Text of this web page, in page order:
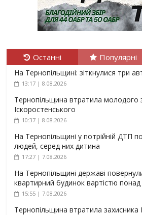
Останні Популярні
На Тернопільщині: зіткнулися три
13:17 | 8.08.2026
Тернопільщина втратила молодого
Іскоростенського
10:37 | 8.08.2026
На Тернопільщині у потрійній ДТП
людей, серед них дитина
17:27 | 7.08.2026
На Тернопільщині державі
квартирний будинок вартістю
15:55 | 7.08.2026
Тернопільщина втратила